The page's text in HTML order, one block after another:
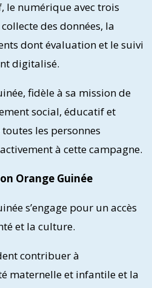
le numérique avec trois
des données, la
dont évaluation et le suivi
digitalisé.
fidèle à sa mission de
social, éducatif et
les personnes
à cette campagne.
Orange Guinée
s’engage pour un accès
et la culture.
contribuer à
maternelle et infantile et la